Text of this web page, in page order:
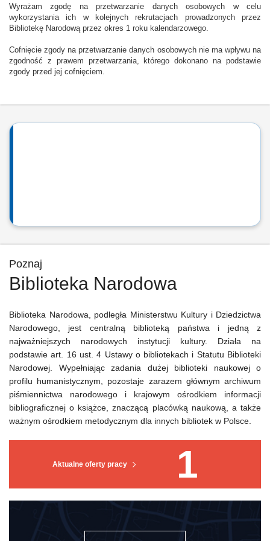
Wyrażam zgodę na przetwarzanie danych osobowych w celu
wykorzystania ich w kolejnych rekrutacjach prowadzonych przez
Bibliotekę Narodową przez okres 1 roku kalendarzowego.
Cofnięcie zgody na przetwarzanie danych osobowych nie ma wpływu na
zgodność z prawem przetwarzania, którego dokonano na podstawie
zgody przed jej cofnięciem.
Poznaj
Biblioteka Narodowa
Aktualne oferty pracy 1
Biblioteka Narodowa, podległa Ministerstwu Kultury i Dziedzictwa
Narodowego, jest centralną biblioteką państwa i jedną z
najważniejszych narodowych instytucji kultury. Działa na
podstawie art. 16 ust. 4 Ustawy o bibliotekach i Statutu Biblioteki
Narodowej. Wypełniając zadania dużej biblioteki naukowej o
profilu humanistycznym, pozostaje zarazem głównym archiwum
piśmiennictwa narodowego i krajowym ośrodkiem informacji
bibliograficznej o książce, znaczącą placówką naukową, a także
ważnym ośrodkiem metodycznym dla innych bibliotek w Polsce.